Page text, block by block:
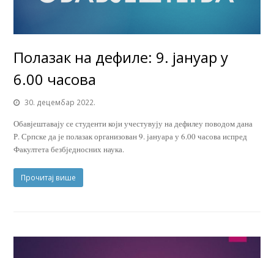
Полазак на дефиле: 9. јануар у
6.00 часова
30. децембар 2022.
Обавјештавају се студенти који учестувују на дефилеу поводом дана
Р. Српске да је полазак организован 9. јануара у 6.00 часова испред
Факултета безбједносних наука.
Прочитај више